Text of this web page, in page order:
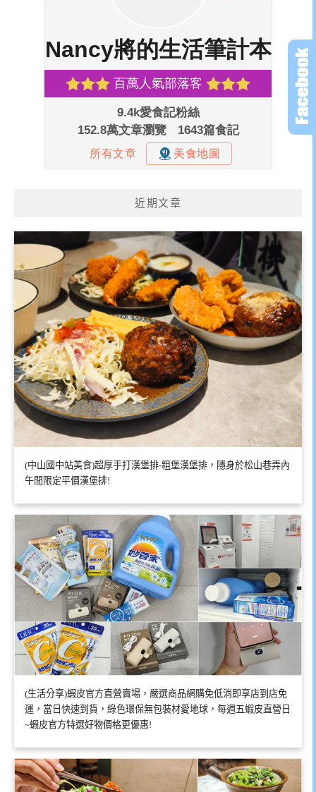
近期文章
(中山國中站美食)超厚手打漢堡排-粗堡漢堡排，隱身於松山巷弄內
午間限定平價漢堡排!
(生活分享)蝦皮官方直營賣場，嚴選商品網購免低消即享店到店免
運，當日快速到貨，綠色環保無包裝材愛地球，每週五蝦皮直營日
~蝦皮官方特選好物價格更優惠!